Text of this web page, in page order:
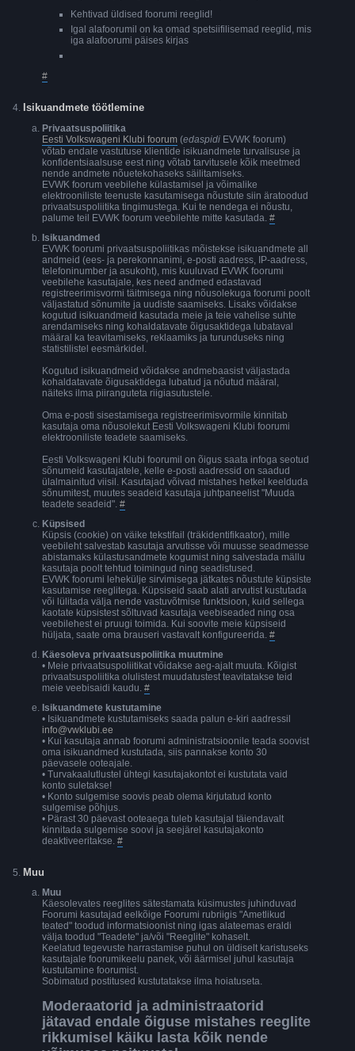
Kehtivad üldised foorumi reeglid!
Igal alafoorumil on ka omad spetsiifilisemad reeglid, mis
iga alafoorumi päises kirjas
#
Isikuandmete töötlemine
Privaatsuspoliitika
Eesti Volkswageni Klubi foorum (edaspidi EVWK foorum)
võtab endale vastutuse klientide isikuandmete turvalisuse ja
konfidentsiaalsuse eest ning võtab tarvitusele kõik meetmed
nende andmete nõuetekohaseks säilitamiseks.
EVWK foorum veebilehe külastamisel ja võimalike
elektrooniliste teenuste kasutamisega nõustute siin äratoodud
privaatsuspoliitika tingimustega. Kui te nendega ei nõustu,
palume teil EVWK foorum veebilehte mitte kasutada. #
Isikuandmed
EVWK foorumi privaatsuspoliitikas mõistekse isikuandmete all
andmeid (ees- ja perekonnanimi, e-posti aadress, IP-aadress,
telefoninumber ja asukoht), mis kuuluvad EVWK foorumi
veebilehe kasutajale, kes need andmed edastavad
registreerimisvormi täitmisega ning nõusolekuga foorumi poolt
väljastatud sõnumite ja uudiste saamiseks. Lisaks võidakse
kogutud isikuandmeid kasutada meie ja teie vahelise suhte
arendamiseks ning kohaldatavate õigusaktidega lubataval
määral ka teavitamiseks, reklaamiks ja turunduseks ning
statistilistel eesmärkidel.
Kogutud isikuandmeid võidakse andmebaasist väljastada
kohaldatavate õigusaktidega lubatud ja nõutud määral,
näiteks ilma piiranguteta riigiasutustele.
Oma e-posti sisestamisega registreerimisvormile kinnitab
kasutaja oma nõusolekut Eesti Volkswageni Klubi foorumi
elektrooniliste teadete saamiseks.
Eesti Volkswageni Klubi foorumil on õigus saata infoga seotud
sõnumeid kasutajatele, kelle e-posti aadressid on saadud
ülalmainitud viisil. Kasutajad võivad mistahes hetkel keelduda
sõnumitest, muutes seadeid kasutaja juhtpaneelist "Muuda
teadete seadeid". #
Küpsised
Küpsis (cookie) on väike tekstifail (träkidentifikaator), mille
veebileht salvestab kasutaja arvutisse või muusse seadmesse
abistamaks külastusandmete kogumist ning salvestada mällu
kasutaja poolt tehtud toimingud ning seadistused.
EVWK foorumi lehekülje sirvimisega jätkates nõustute küpsiste
kasutamise reeglitega. Küpsiseid saab alati arvutist kustutada
või lülitada välja nende vastuvõtmise funktsioon, kuid sellega
kaotate küpsistest sõltuvad kasutaja veebiseaded ning osa
veebilehest ei pruugi toimida. Kui soovite meie küpsiseid
hüljata, saate oma brauseri vastavalt konfigureerida. #
Käesoleva privaatsuspoliitika muutmine
• Meie privaatsuspoliitikat võidakse aeg-ajalt muuta. Kõigist
privaatsuspoliitika olulistest muudatustest teavitatakse teid
meie veebisaidi kaudu. #
Isikuandmete kustutamine
• Isikuandmete kustutamiseks saada palun e-kiri aadressil
info@vwklubi.ee
• Kui kasutaja annab foorumi administratsioonile teada soovist
oma isikuandmed kustutada, siis pannakse konto 30
päevasele ooteajale.
• Turvakaalutlustel ühtegi kasutajakontot ei kustutata vaid
konto suletakse!
• Konto sulgemise soovis peab olema kirjutatud konto
sulgemise põhjus.
• Pärast 30 päevast ooteaega tuleb kasutajal täiendavalt
kinnitada sulgemise soovi ja seejärel kasutajakonto
deaktiveeritakse. #
Muu
Muu
Käesolevates reeglites sätestamata küsimustes juhinduvad
Foorumi kasutajad eelkõige Foorumi rubriigis "Ametlikud
teated" toodud informatsioonist ning igas alateemas eraldi
välja toodud "Teadete" ja/või "Reeglite" kohaselt.
Keelatud tegevuste harrastamise puhul on üldiselt karistuseks
kasutajale foorumikeelu panek, või äärmisel juhul kasutaja
kustutamine foorumist.
Sobimatud postitused kustutatakse ilma hoiatuseta.
Moderaatorid ja administraatorid
jätavad endale õiguse mistahes reeglite
rikkumisel käiku lasta kõik nende